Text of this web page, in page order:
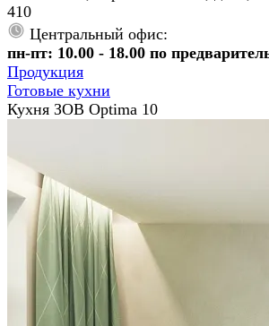
410
Центральный офис:
пн-пт: 10.00 - 18.00 по
Продукция
Готовые кухни
Кухня ЗОВ Optima 10